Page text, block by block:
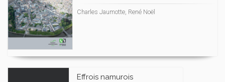
Charles Jaumotte, René Noël
Effrois namurois